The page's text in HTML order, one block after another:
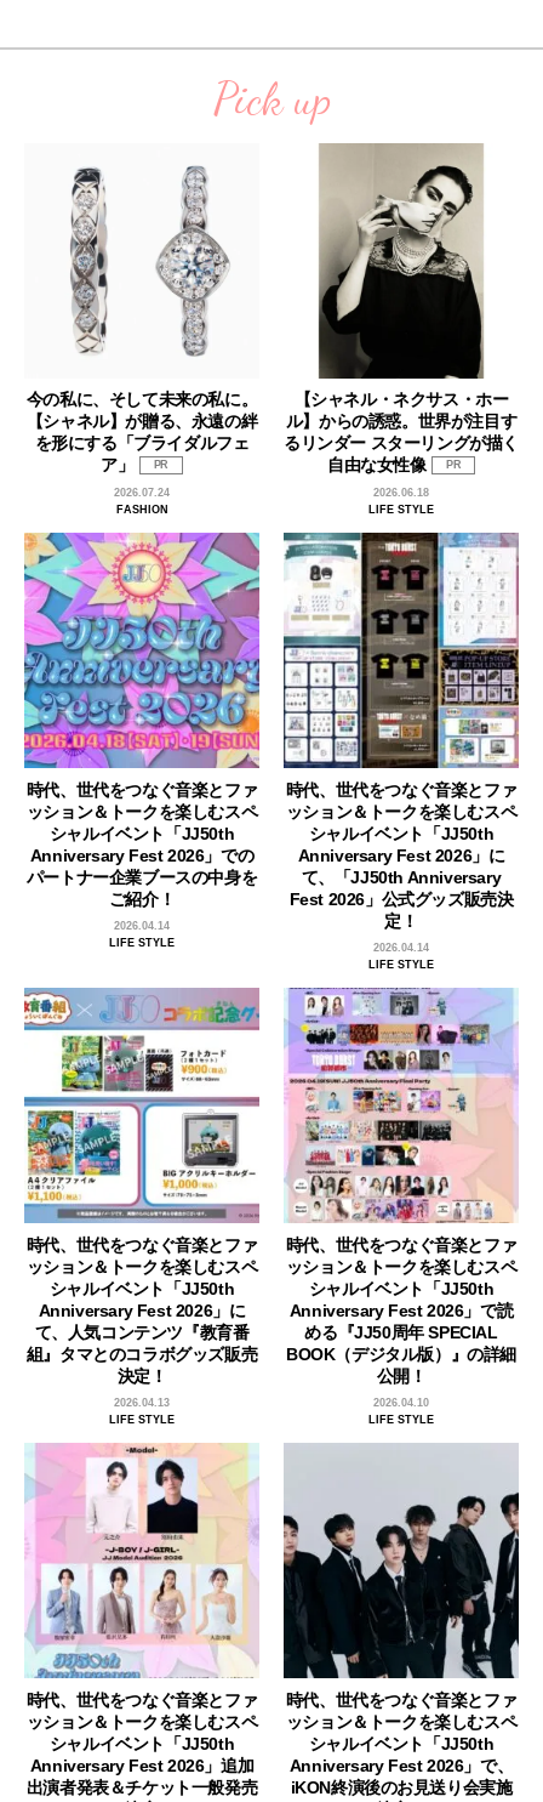
Pick up
今の私に、そして未来の私に。
【シャネル】が贈る、永遠の絆
を形にする「ブライダルフェ
ア」
PR
2026.07.24
FASHION
【シャネル・ネクサス・ホー
ル】からの誘惑。世界が注目す
るリンダー スターリングが描く
自由な女性像
PR
2026.06.18
LIFE STYLE
時代、世代をつなぐ音楽とファ
ッション＆トークを楽しむスペ
シャルイベント「JJ50th
Anniversary Fest 2026」での
パートナー企業ブースの中身を
ご紹介！
2026.04.14
LIFE STYLE
時代、世代をつなぐ音楽とファ
ッション＆トークを楽しむスペ
シャルイベント「JJ50th
Anniversary Fest 2026」に
て、「JJ50th Anniversary
Fest 2026」公式グッズ販売決
定！
2026.04.14
LIFE STYLE
時代、世代をつなぐ音楽とファ
ッション＆トークを楽しむスペ
シャルイベント「JJ50th
Anniversary Fest 2026」に
て、人気コンテンツ『教育番
組』タマとのコラボグッズ販売
決定！
2026.04.13
LIFE STYLE
時代、世代をつなぐ音楽とファ
ッション＆トークを楽しむスペ
シャルイベント「JJ50th
Anniversary Fest 2026」で読
める『JJ50周年 SPECIAL
BOOK（デジタル版）』の詳細
公開！
2026.04.10
LIFE STYLE
時代、世代をつなぐ音楽とファ
ッション＆トークを楽しむスペ
シャルイベント「JJ50th
Anniversary Fest 2026」追加
出演者発表＆チケット一般発売
時代、世代をつなぐ音楽とファ
ッション＆トークを楽しむスペ
シャルイベント「JJ50th
Anniversary Fest 2026」で、
iKON終演後のお見送り会実施